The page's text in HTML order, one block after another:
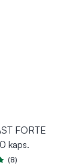
FORTE
kaps.
(8)